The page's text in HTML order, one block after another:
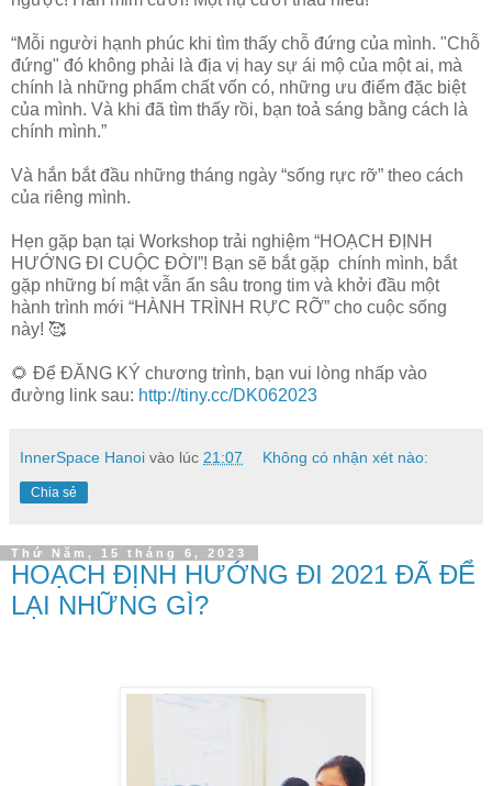
“Mỗi người hạnh phúc khi tìm thấy chỗ đứng của mình. "Chỗ
đứng" đó không phải là địa vị hay sự ái mộ của một ai, mà
chính là những phẩm chất vốn có, những ưu điểm đặc biệt
của mình. Và khi đã tìm thấy rồi, bạn toả sáng bằng cách là
chính mình.”
Và hắn bắt đầu những tháng ngày “sống rực rỡ” theo cách
của riêng mình.
Hẹn gặp bạn tại Workshop trải nghiệm “HOẠCH ĐỊNH
HƯỚNG ĐI CUỘC ĐỜI”! Bạn sẽ bắt gặp chính mình, bắt
gặp những bí mật vẫn ẩn sâu trong tim và khởi đầu một
hành trình mới “HÀNH TRÌNH RỰC RỠ” cho cuộc sống
này! 🥰
🌻 Để ĐĂNG KÝ chương trình, bạn vui lòng nhấp vào
đường link sau: http://tiny.cc/DK062023
InnerSpace Hanoi vào lúc 21:07 Không có nhận xét nào:
Chia sẻ
Thứ Năm, 15 tháng 6, 2023
HOẠCH ĐỊNH HƯỚNG ĐI 2021 ĐÃ ĐỂ
LẠI NHỮNG GÌ?